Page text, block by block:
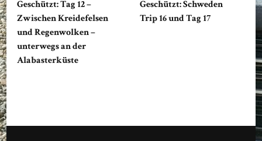
Geschützt: Tag 12 –
Zwischen Kreidefelsen
und Regenwolken –
unterwegs an der
Alabasterküste
Geschützt: Schweden
Trip 16 und Tag 17